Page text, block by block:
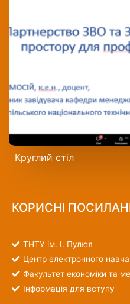
Круглий стіл
КОРИСНІ
ТНТУ ім. І. Пулюя
Центр електронного
Факультет економіки та
Інформація для вступу